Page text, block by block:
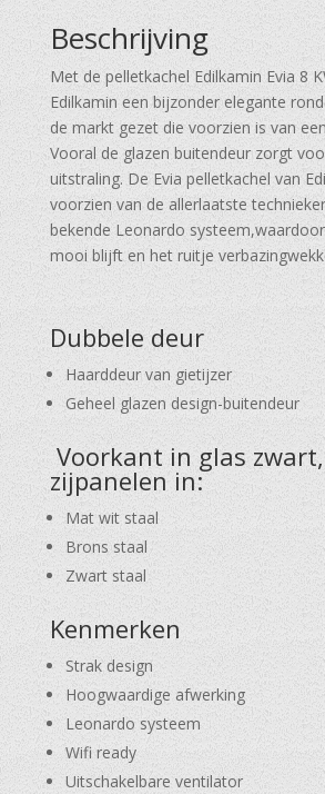
Beschrijving
Met de pelletkachel Edilkamin Evia 8
Edilkamin een bijzonder elegante
de markt gezet die voorzien is van
Vooral de glazen buitendeur zorgt
uitstraling. De Evia pelletkachel van
voorzien van de allerlaatste
bekende Leonardo
mooi blijft en het ruitje
Dubbele deur
Haarddeur van gietijzer
Geheel glazen design-buitendeur
Voorkant in glas zwart,
zijpanelen in:
Mat wit staal
Brons staal
Zwart staal
Kenmerken
Strak design
Hoogwaardige afwerking
Leonardo systeem
Wifi ready
Uitschakelbare ventilator